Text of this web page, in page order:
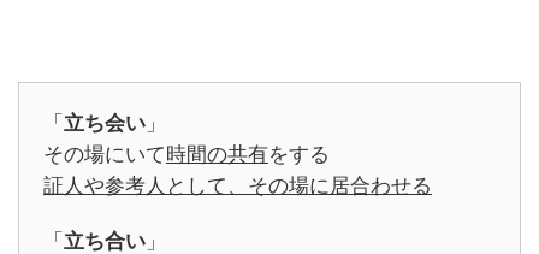
「立ち会い 」
その場にいて時間の共有をする
証人や参考人として、その場に居合わせる
「立ち合い 」